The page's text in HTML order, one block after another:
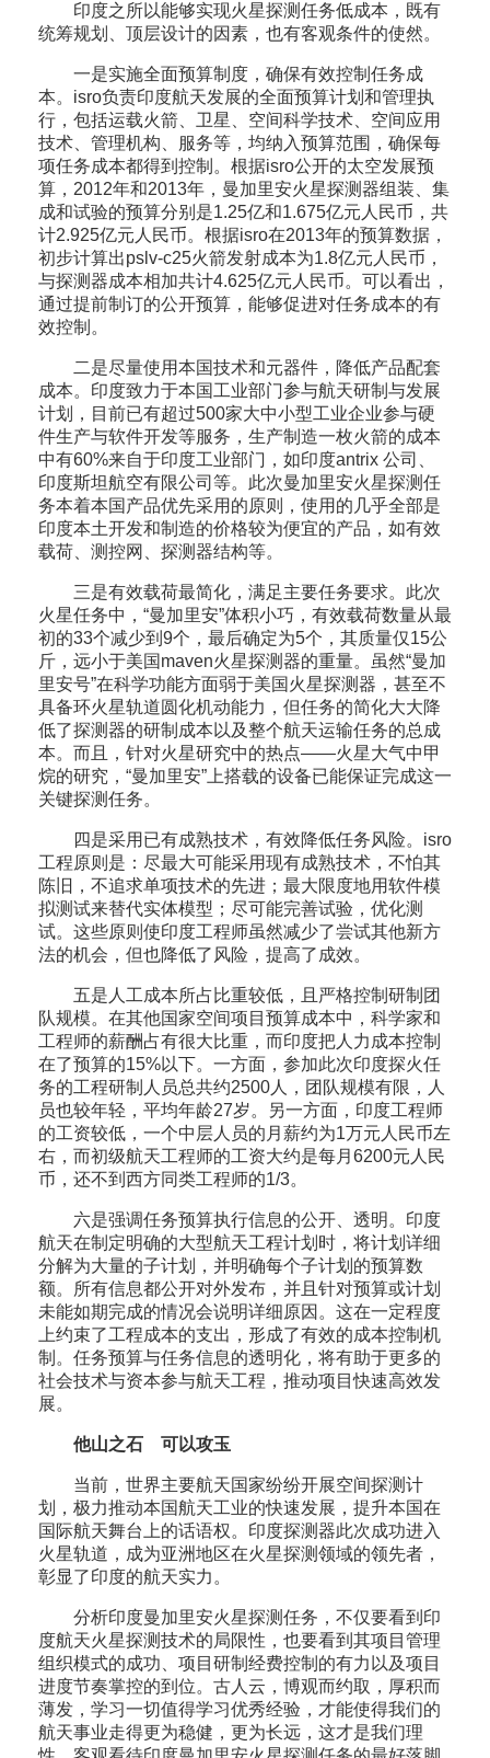
印度之所以能够实现火星探测任务低成本，既有
统筹规划、顶层设计的因素，也有客观条件的使然。
一是实施全面预算制度，确保有效控制任务成
本。isro负责印度航天发展的全面预算计划和管理执
行，包括运载火箭、卫星、空间科学技术、空间应用
技术、管理机构、服务等，均纳入预算范围，确保每
项任务成本都得到控制。根据isro公开的太空发展预
算，2012年和2013年，曼加里安火星探测器组装、集
成和试验的预算分别是1.25亿和1.675亿元人民币，共
计2.925亿元人民币。根据isro在2013年的预算数据，
初步计算出pslv-c25火箭发射成本为1.8亿元人民币，
与探测器成本相加共计4.625亿元人民币。可以看出，
通过提前制订的公开预算，能够促进对任务成本的有
效控制。
二是尽量使用本国技术和元器件，降低产品配套
成本。印度致力于本国工业部门参与航天研制与发展
计划，目前已有超过500家大中小型工业企业参与硬
件生产与软件开发等服务，生产制造一枚火箭的成本
中有60%来自于印度工业部门，如印度antrix 公司、
印度斯坦航空有限公司等。此次曼加里安火星探测任
务本着本国产品优先采用的原则，使用的几乎全部是
印度本土开发和制造的价格较为便宜的产品，如有效
载荷、测控网、探测器结构等。
三是有效载荷最简化，满足主要任务要求。此次
火星任务中，“曼加里安”体积小巧，有效载荷数量从最
初的33个减少到9个，最后确定为5个，其质量仅15公
斤，远小于美国maven火星探测器的重量。虽然“曼加
里安号”在科学功能方面弱于美国火星探测器，甚至不
具备环火星轨道圆化机动能力，但任务的简化大大降
低了探测器的研制成本以及整个航天运输任务的总成
本。而且，针对火星研究中的热点——火星大气中甲
烷的研究，“曼加里安”上搭载的设备已能保证完成这一
关键探测任务。
四是采用已有成熟技术，有效降低任务风险。isro
工程原则是：尽最大可能采用现有成熟技术，不怕其
陈旧，不追求单项技术的先进；最大限度地用软件模
拟测试来替代实体模型；尽可能完善试验，优化测
试。这些原则使印度工程师虽然减少了尝试其他新方
法的机会，但也降低了风险，提高了成效。
五是人工成本所占比重较低，且严格控制研制团
队规模。在其他国家空间项目预算成本中，科学家和
工程师的薪酬占有很大比重，而印度把人力成本控制
在了预算的15%以下。一方面，参加此次印度探火任
务的工程研制人员总共约2500人，团队规模有限，人
员也较年轻，平均年龄27岁。另一方面，印度工程师
的工资较低，一个中层人员的月薪约为1万元人民币左
右，而初级航天工程师的工资大约是每月6200元人民
币，还不到西方同类工程师的1/3。
六是强调任务预算执行信息的公开、透明。印度
航天在制定明确的大型航天工程计划时，将计划详细
分解为大量的子计划，并明确每个子计划的预算数
额。所有信息都公开对外发布，并且针对预算或计划
未能如期完成的情况会说明详细原因。这在一定程度
上约束了工程成本的支出，形成了有效的成本控制机
制。任务预算与任务信息的透明化，将有助于更多的
社会技术与资本参与航天工程，推动项目快速高效发
展。
他山之石 可以攻玉
当前，世界主要航天国家纷纷开展空间探测计
划，极力推动本国航天工业的快速发展，提升本国在
国际航天舞台上的话语权。印度探测器此次成功进入
火星轨道，成为亚洲地区在火星探测领域的领先者，
彰显了印度的航天实力。
分析印度曼加里安火星探测任务，不仅要看到印
度航天火星探测技术的局限性，也要看到其项目管理
组织模式的成功、项目研制经费控制的有力以及项目
进度节奏掌控的到位。古人云，博观而约取，厚积而
薄发，学习一切值得学习优秀经验，才能使得我们的
航天事业走得更为稳健，更为长远，这才是我们理